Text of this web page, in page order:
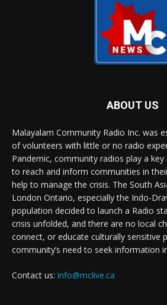
ABOUT US
Malayalam Community Radio Inc. was
of volunteers with little or no radio
Pandemic, community radios play a
to reach and inform communities in
help to manage the crisis. The South
London Ontario, especially the Indo-
population decided to launch a Radio
crisis unfolded, and there are no local
connect, or educate culturally sensitive
community’s need to seek information
Contact us: info@mclive.ca